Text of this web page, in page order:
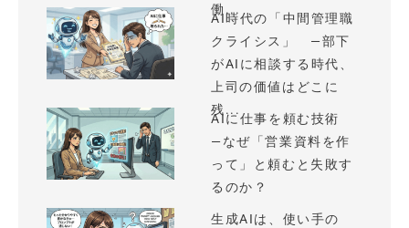
働...
AI時代の「中間管理職
クライシス」 —部下
がAIに相談する時代、
上司の価値はどこに
残...
AIに仕事を頼む技術
—なぜ「営業資料を作
って」と頼むと失敗す
るのか？
生成AIは、使い手の